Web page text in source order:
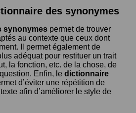
des synonymes
synonymes permet de trouver
au contexte que ceux dont
Il permet également de
adéquat pour restituer un trait
la fonction, etc. de la chose, de
Enfin, le dictionnaire
d’éviter une répétition de
afin d’améliorer le style de